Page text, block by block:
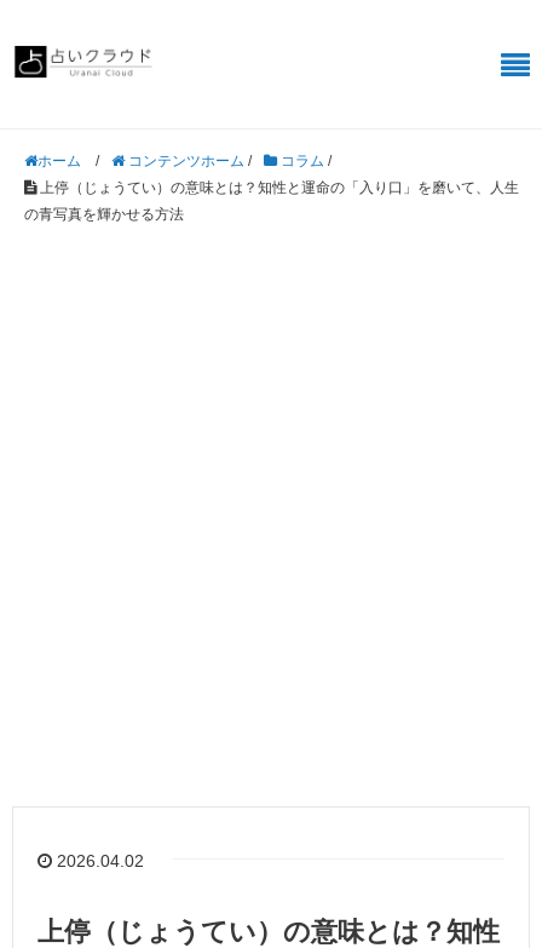
ホーム / コンテンツホーム / コラム /
上停（じょうてい）の意味とは？知性と運命の「入り口」を磨いて、人生
の青写真を輝かせる方法
2026.04.02
上停（じょうてい）の意味とは？知性